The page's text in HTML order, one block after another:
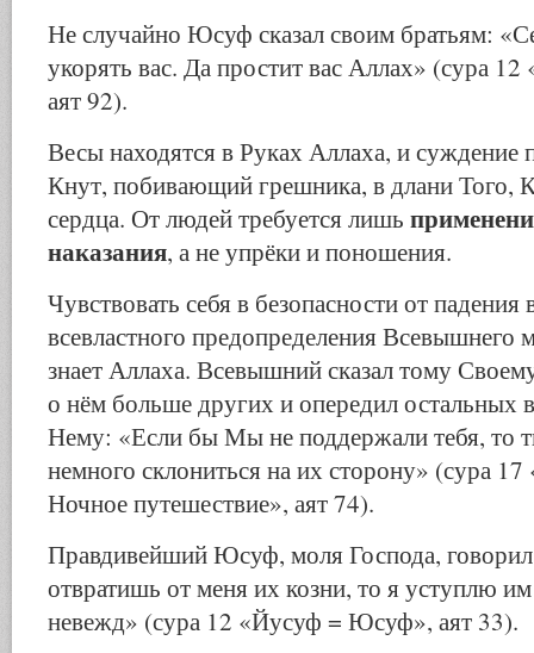
Не случайно Юсуф сказал своим братьям:
укорять вас. Да простит вас Аллах» (сура
аят 92).
Весы находятся в Руках Аллаха, и
Кнут, побивающий грешника, в длани Того,
сердца. От людей требуется лишь
наказания, а не упрёки и поношения.
Чувствовать себя в безопасности от падения
всевластного предопределения Всевышнего
знает Аллаха. Всевышний сказал тому
о нём больше других и опередил остальных
Нему: «Если бы Мы не поддержали тебя, то
немного склониться на их сторону» (сура
Ночное путешествие», аят 74).
Правдивейший Юсуф, моля Господа,
отвратишь от меня их козни, то я уступлю
невежд» (сура 12 «Йусуф = Юсуф», аят 33).